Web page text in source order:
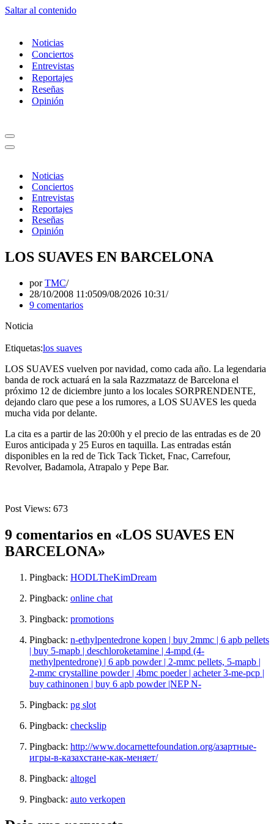
Saltar al contenido
Noticias
Conciertos
Entrevistas
Reportajes
Reseñas
Opinión
Menú
de
Menú
Noticias
Conciertos
Entrevistas
Reportajes
Reseñas
Opinión
LOS SUAVES EN BARCELONA
porTMC
28/10/2008 11:0509/08/2026 10:31
9 comentarios
Noticia
Etiquetas:los suaves
LOS SUAVES vuelven por navidad, como cada año. La legendaria
banda de rock actuará en la sala Razzmatazz de Barcelona el
próximo 12 de diciembre junto a los locales SORPRENDENTE,
dejando claro que pese a los rumores, a LOS SUAVES les queda
mucha vida por delante.
La cita es a partir de las 20:00h y el precio de las entradas es de 20
Euros anticipada y 25 Euros en taquilla. Las entradas están
disponibles en la red de Tick Tack Ticket, Fnac, Carrefour,
Revolver, Badamola, Atrapalo y Pepe Bar.
Post Views: 673
9 comentarios en «LOS SUAVES EN
BARCELONA»
Pingback: HODLTheKimDream
Pingback: online chat
Pingback: promotions
Pingback: n-ethylpentedrone kopen | buy 2mmc | 6 apb pellets
| buy 5-mapb | deschloroketamine | 4-mpd (4-
methylpentedrone) | 6 apb powder | 2-mmc pellets, 5-mapb |
2-mmc crystalline powder | 4bmc poeder | acheter 3-me-pcp |
buy cathinonen | buy 6 apb powder |NEP N-
Pingback: pg slot
Pingback: checkslip
Pingback: http://www.docarnettefoundation.org/азартные-
игры-в-казахстане-как-меняет/
Pingback: altogel
Pingback: auto verkopen